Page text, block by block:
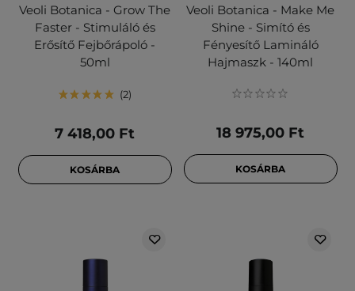
Veoli Botanica - Grow The
Faster - Stimuláló és
Erősítő Fejbőrápoló -
50ml
2
7 418,00 Ft
KOSÁRBA
Veoli Botanica - Make Me
Shine - Simító és
Fényesítő Lamináló
Hajmaszk - 140ml
18 975,00 Ft
KOSÁRBA